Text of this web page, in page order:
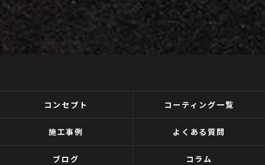
コンセプト コーティング一覧
施工事例 よくある質問
ブログ コラム